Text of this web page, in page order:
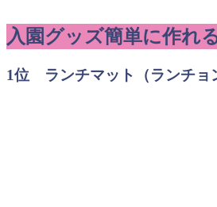
入園グッズ簡単に作れ
1位 ランチマット（ランチョ